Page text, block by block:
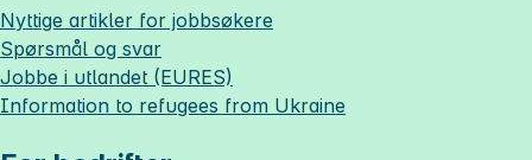
Nyttige artikler for jobbsøkere
Spørsmål og svar
Jobbe i utlandet (EURES)
Information to refugees from Ukraine